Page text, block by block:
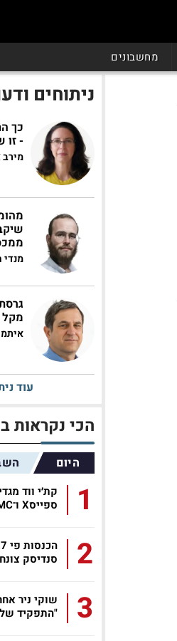
מחשבונים
ניתוחים
כך
- זו
מנדי
מקל
עוד
הכי נקראות
היום
1
קת׳י ווד
ספייסX ו־TSMC - ומוכרת מניות...
2
סנדיסק
3
שוקי ניר
"התפקיד